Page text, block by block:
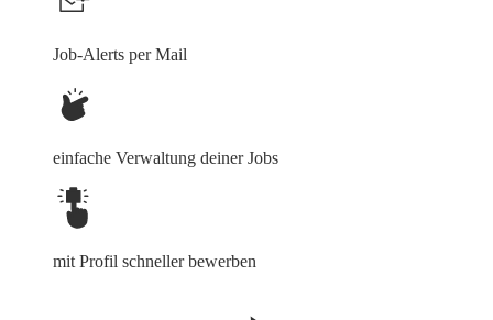
Job-Alerts per Mail
einfache Verwaltung deiner Jobs
mit Profil schneller bewerben